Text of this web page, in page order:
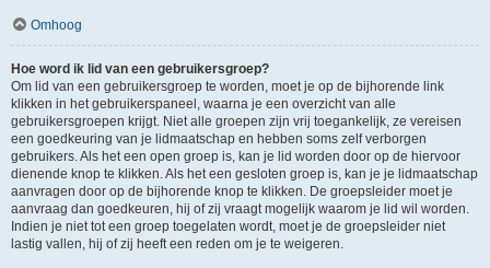
Omhoog
Hoe word ik lid van een gebruikersgroep?
Om lid van een gebruikersgroep te worden, moet je op de bijhorende link
klikken in het gebruikerspaneel, waarna je een overzicht van alle
gebruikersgroepen krijgt. Niet alle groepen zijn vrij toegankelijk, ze vereisen
een goedkeuring van je lidmaatschap en hebben soms zelf verborgen
gebruikers. Als het een open groep is, kan je lid worden door op de hiervoor
dienende knop te klikken. Als het een gesloten groep is, kan je je lidmaatschap
aanvragen door op de bijhorende knop te klikken. De groepsleider moet je
aanvraag dan goedkeuren, hij of zij vraagt mogelijk waarom je lid wil worden.
Indien je niet tot een groep toegelaten wordt, moet je de groepsleider niet
lastig vallen, hij of zij heeft een reden om je te weigeren.